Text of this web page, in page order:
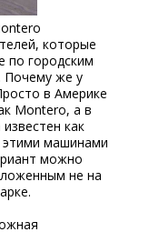
которые
по городским
Почему же у
в Америке
Montero, а в
как
машинами
можно
не на